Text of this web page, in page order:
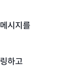
시지를
하고